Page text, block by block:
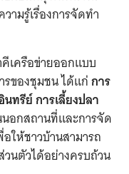
ามรู้เรื่องการจัดทำ
เครือข่ายออกแบบ
ของชุมชน ได้แก่การ
รีย์ การเลี้ยงปลา
อกสถานที่และการจัด
ให้ชาวบ้านสามารถ
นตัวได้อย่างครบถ้วน